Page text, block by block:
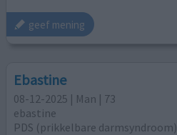
geef mening
Ebastine
08-12-2025 | Man | 73
ebastine
PDS (prikkelbare darmsyndroom)